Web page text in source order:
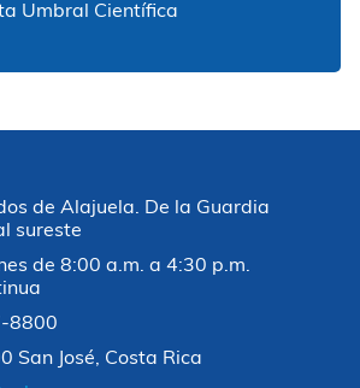
Umbral Científica
de Alajuela. De la Guardia
sureste
de 8:00 a.m. a 4:30 p.m.
8800
San José, Costa Rica